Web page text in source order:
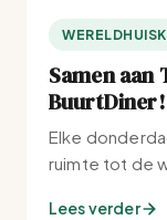
Samen aan
BuurtDiner!
Elke
ruimte tot de
Lees verder